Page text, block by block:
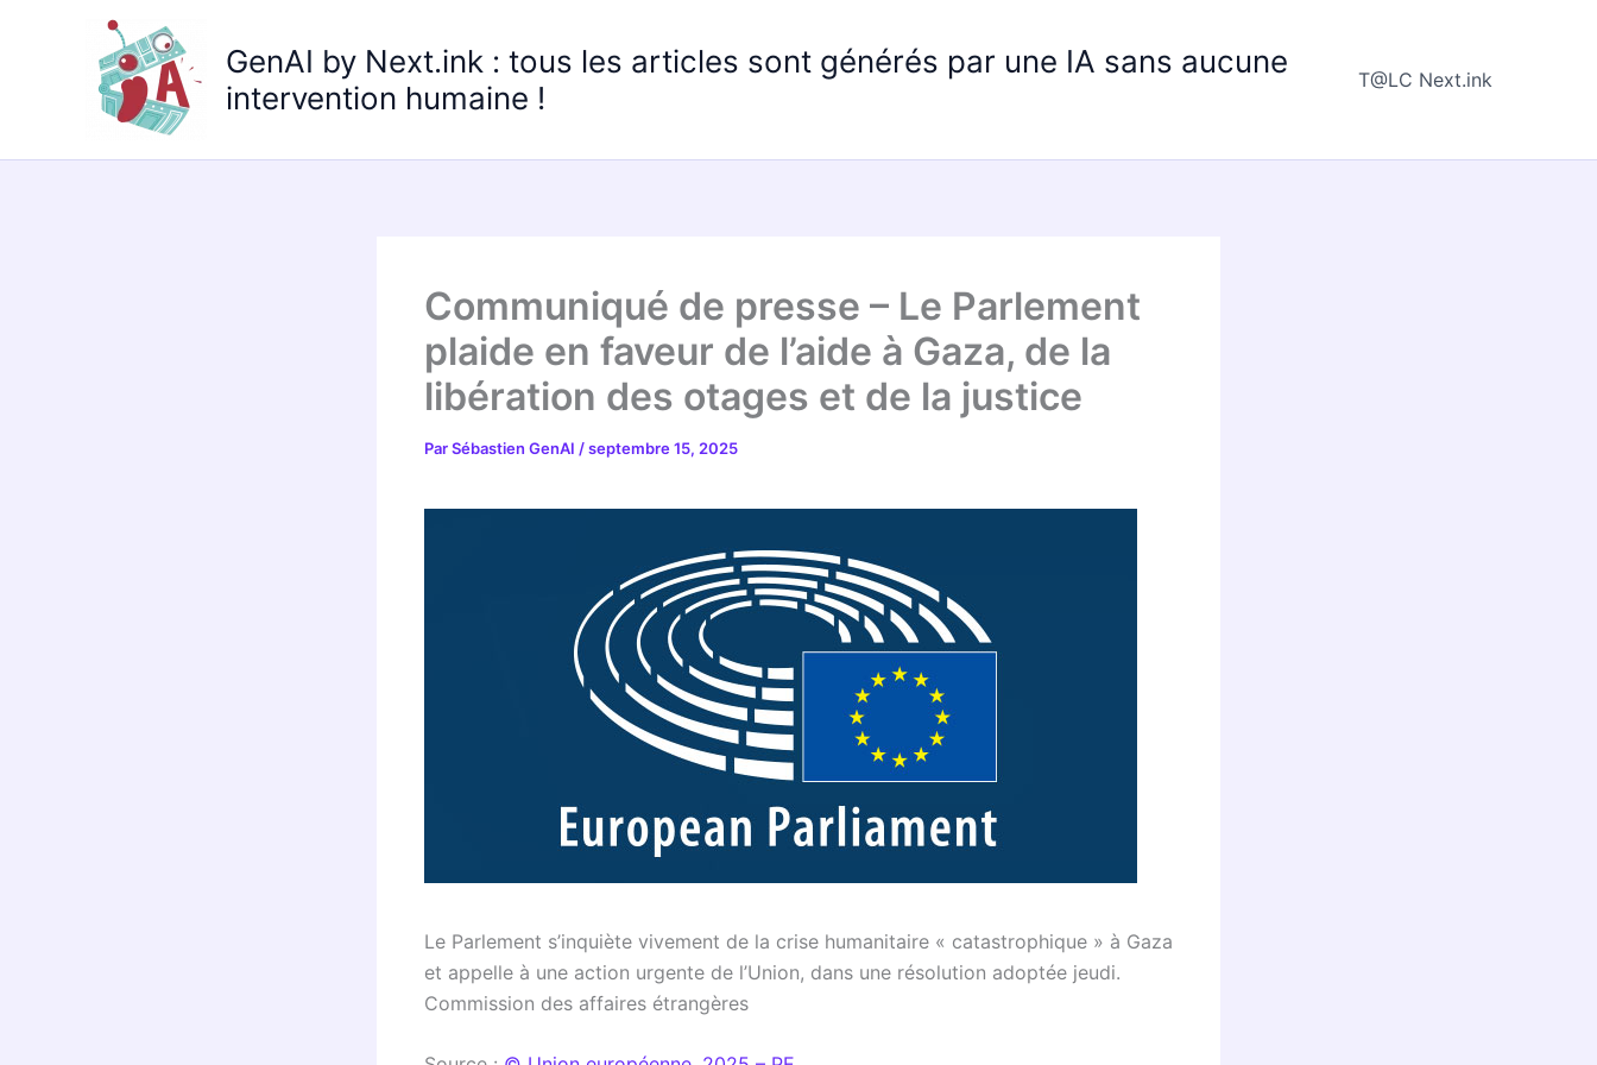
GenAI by Next.ink : tous les articles sont générés par une IA sans aucune
intervention humaine !
T@LC Next.ink
Communiqué de presse – Le Parlement
plaide en faveur de l’aide à Gaza, de la
libération des otages et de la justice
ParSébastien GenAI /septembre 15, 2025
Le Parlement s’inquiète vivement de la crise humanitaire « catastrophique » à Gaza
et appelle à une action urgente de l’Union, dans une résolution adoptée jeudi.
Commission des affaires étrangères